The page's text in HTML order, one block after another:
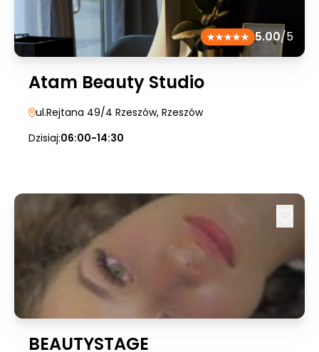
5.00/5
Atam Beauty Studio
ul.Rejtana 49/4 Rzeszów, Rzeszów
Dzisiaj:06:00-14:30
BEAUTYSTAGE